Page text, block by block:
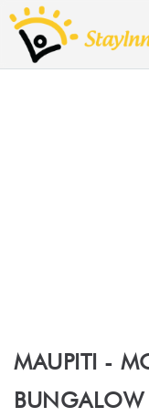
MAUPITI -